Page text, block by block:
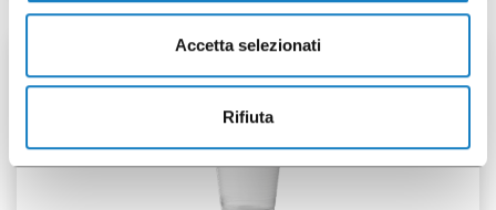
Accetta selezionati
Rifiuta
2 x 50 pz